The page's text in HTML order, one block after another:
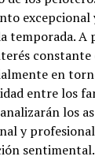
excepcional
temporada. A
constante
en
entre los
los
y
sentimental.